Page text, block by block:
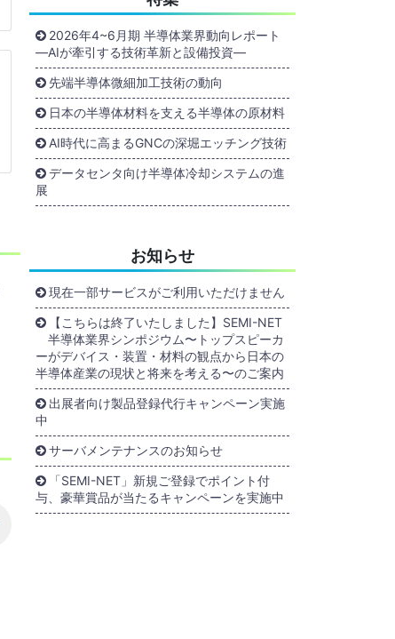
2026年4~6月期 半導体業界動向レポート
―AIが牽引する技術革新と設備投資―
先端半導体微細加工技術の動向
日本の半導体材料を支える半導体の原材料
AI時代に高まるGNCの深堀エッチング技術
データセンタ向け半導体冷却システムの進
展
お知らせ
現在一部サービスがご利用いただけません
【こちらは終了いたしました】SEMI-NET
半導体業界シンポジウム〜トップスピーカ
ーがデバイス・装置・材料の観点から日本の
半導体産業の現状と将来を考える〜のご案内
出展者向け製品登録代行キャンペーン実施
中
サーバメンテナンスのお知らせ
「SEMI-NET」新規ご登録でポイント付
与、豪華賞品が当たるキャンペーンを実施中